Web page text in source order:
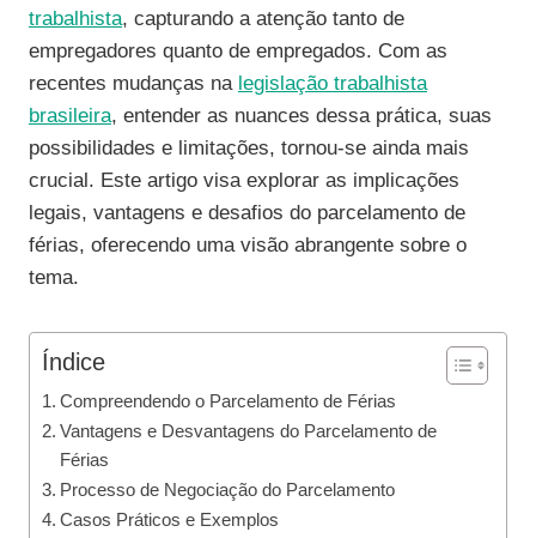
trabalhista, capturando a atenção tanto de
empregadores quanto de empregados. Com as
recentes mudanças na legislação trabalhista
brasileira, entender as nuances dessa prática, suas
possibilidades e limitações, tornou-se ainda mais
crucial. Este artigo visa explorar as implicações
legais, vantagens e desafios do parcelamento de
férias, oferecendo uma visão abrangente sobre o
tema.
Índice
Compreendendo o Parcelamento de Férias
Vantagens e Desvantagens do Parcelamento de
Férias
Processo de Negociação do Parcelamento
Casos Práticos e Exemplos